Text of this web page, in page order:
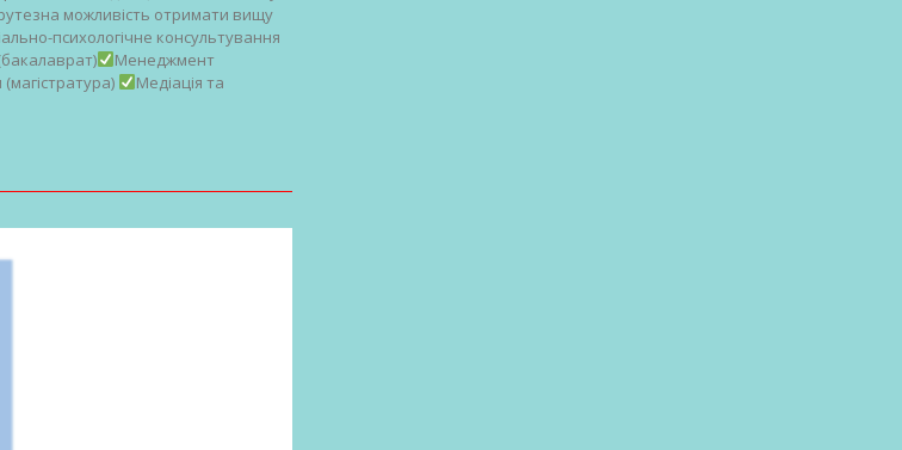
можливість отримати вищу
психологічне консультування
Менеджмент
Медіація та